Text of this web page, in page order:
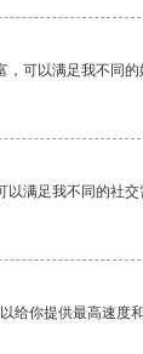
可以满足我不同的
满足我不同的社交
给你提供最高速度